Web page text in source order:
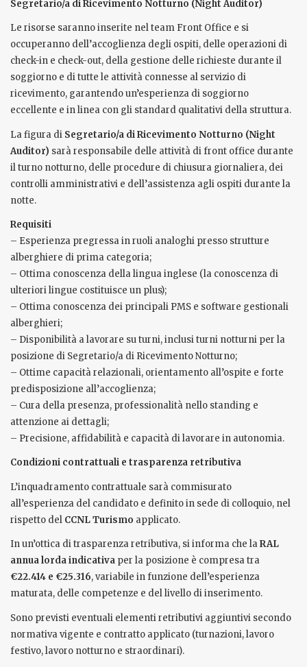
Segretario/a di Ricevimento Notturno (Night Auditor)
Le risorse saranno inserite nel team Front Office e si
occuperanno dell’accoglienza degli ospiti, delle operazioni di
check-in e check-out, della gestione delle richieste durante il
soggiorno e di tutte le attività connesse al servizio di
ricevimento, garantendo un’esperienza di soggiorno
eccellente e in linea con gli standard qualitativi della struttura.
La figura di Segretario/a di Ricevimento Notturno (Night
Auditor) sarà responsabile delle attività di front office durante
il turno notturno, delle procedure di chiusura giornaliera, dei
controlli amministrativi e dell’assistenza agli ospiti durante la
notte.
Requisiti
– Esperienza pregressa in ruoli analoghi presso strutture
alberghiere di prima categoria;
– Ottima conoscenza della lingua inglese (la conoscenza di
ulteriori lingue costituisce un plus);
– Ottima conoscenza dei principali PMS e software gestionali
alberghieri;
– Disponibilità a lavorare su turni, inclusi turni notturni per la
posizione di Segretario/a di Ricevimento Notturno;
– Ottime capacità relazionali, orientamento all’ospite e forte
predisposizione all’accoglienza;
– Cura della presenza, professionalità nello standing e
attenzione ai dettagli;
– Precisione, affidabilità e capacità di lavorare in autonomia.
Condizioni contrattuali e trasparenza retributiva
L’inquadramento contrattuale sarà commisurato
all’esperienza del candidato e definito in sede di colloquio, nel
rispetto del CCNL Turismo applicato.
In un’ottica di trasparenza retributiva, si informa che laRAL
annua lorda indicativa per la posizione è compresa tra
€22.414 e €25.316, variabile in funzione dell’esperienza
maturata, delle competenze e del livello di inserimento.
Sono previsti eventuali elementi retributivi aggiuntivi secondo
normativa vigente e contratto applicato (turnazioni, lavoro
festivo, lavoro notturno e straordinari).